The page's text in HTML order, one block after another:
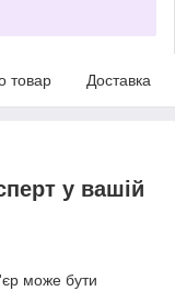
товар Доставка
у вашій
може бути